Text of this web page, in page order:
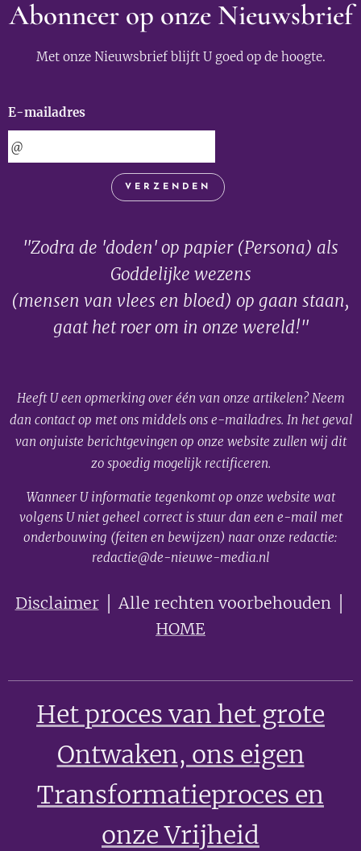
Abonneer op onze Nieuwsbrief
Met onze Nieuwsbrief blijft U goed op de hoogte.
E-mailadres
VERZENDEN
"Zodra de 'doden' op papier (Persona) als
Goddelijke wezens
(mensen van vlees en bloed) op gaan staan,
gaat het roer om in onze wereld!"
Heeft U een opmerking over één van onze artikelen? Neem
dan contact op met ons middels ons e-mailadres. In het geval
van onjuiste berichtgevingen op onze website zullen wij dit
zo spoedig mogelijk rectificeren.
Wanneer U informatie tegenkomt op onze website wat
volgens U niet geheel correct is stuur dan een e-mail met
onderbouwing (feiten en bewijzen) naar onze redactie:
redactie@de-nieuwe-media.nl
Disclaimer│ Alle rechten voorbehouden │
HOME
Het proces van het grote
Ontwaken, ons eigen
Transformatieproces en
onze Vrijheid